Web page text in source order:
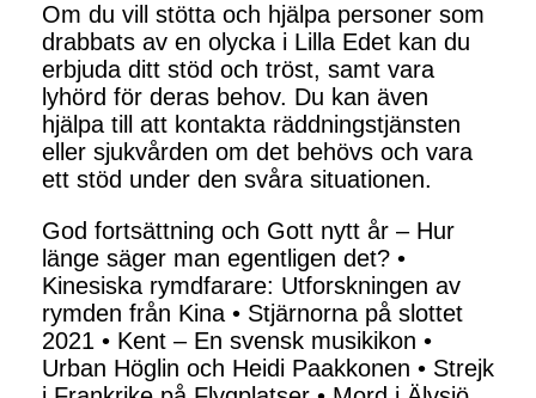
Om du vill stötta och hjälpa personer som
drabbats av en olycka i Lilla Edet kan du
erbjuda ditt stöd och tröst, samt vara
lyhörd för deras behov. Du kan även
hjälpa till att kontakta räddningstjänsten
eller sjukvården om det behövs och vara
ett stöd under den svåra situationen.
God fortsättning och Gott nytt år – Hur
länge säger man egentligen det? •
Kinesiska rymdfarare: Utforskningen av
rymden från Kina • Stjärnorna på slottet
2021 • Kent – En svensk musikikon •
Urban Höglin och Heidi Paakkonen • Strejk